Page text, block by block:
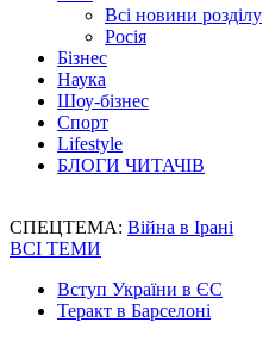
Всі новини розділу
Росія
Бізнес
Наука
Шоу-бізнес
Спорт
Lifestyle
БЛОГИ ЧИТАЧІВ
СПЕЦТЕМА: Війна в Ірані
ВСІ ТЕМИ
Вступ України в ЄС
Теракт в Барселоні